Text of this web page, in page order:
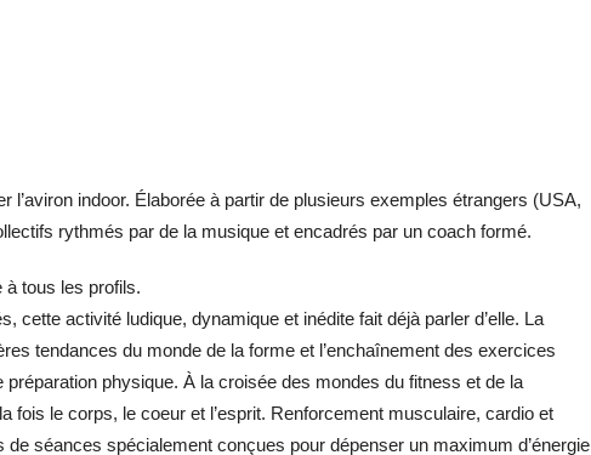
l’aviron indoor. Élaborée à partir de plusieurs exemples étrangers (USA,
rythmés par de la musique et encadrés par un coach formé.
à tous les profils.
cette activité ludique, dynamique et inédite fait déjà parler d’elle. La
tendances du monde de la forme et l’enchaînement des exercices
préparation physique. À la croisée des mondes du fitness et de la
fois le corps, le coeur et l’esprit. Renforcement musculaire, cardio et
séances spécialement conçues pour dépenser un maximum d’énergie